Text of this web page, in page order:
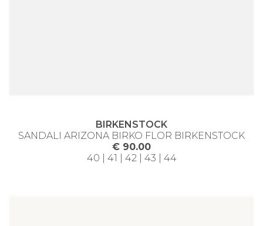
BIRKENSTOCK
SANDALI ARIZONA BIRKO FLOR BIRKENSTOCK
€ 90.00
40 | 41 | 42 | 43 | 44